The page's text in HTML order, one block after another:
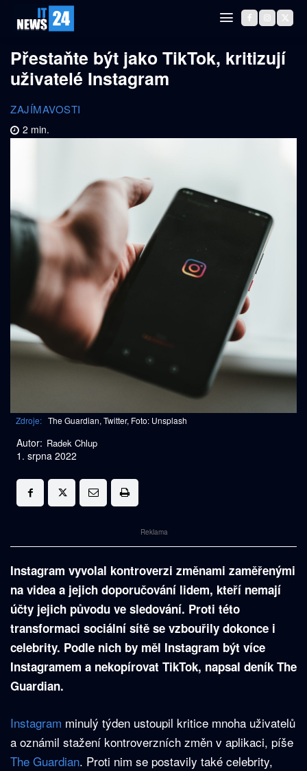
Přestaňte být jako TikTok, kritizují
uživatelé Instagram
ZAJÍMAVOSTI
2 min.
Zdroje: The Guardian, Twitter, Foto: Unsplash
Autor: Radek Chlup
1. srpna 2022
Reklama
Instagram vyvolal kontroverzi změnami zaměřenými
na videa a jejich doporučování lidem, kteří nemají
účty jejich původu ve sledování. Proti této
transformaci sociální sítě se vzbouřily dokonce i
celebrity. Podle nich by měl Instagram být více
Instagramem a nekopírovat TikTok, napsal deník The
Guardian.
Instagram minulý týden ustoupil kritice mnoha uživatelů
a oznámil stažení kontroverzních změn v aplikaci, píše
The Guardian. Proti nim se postavily také celebrity,